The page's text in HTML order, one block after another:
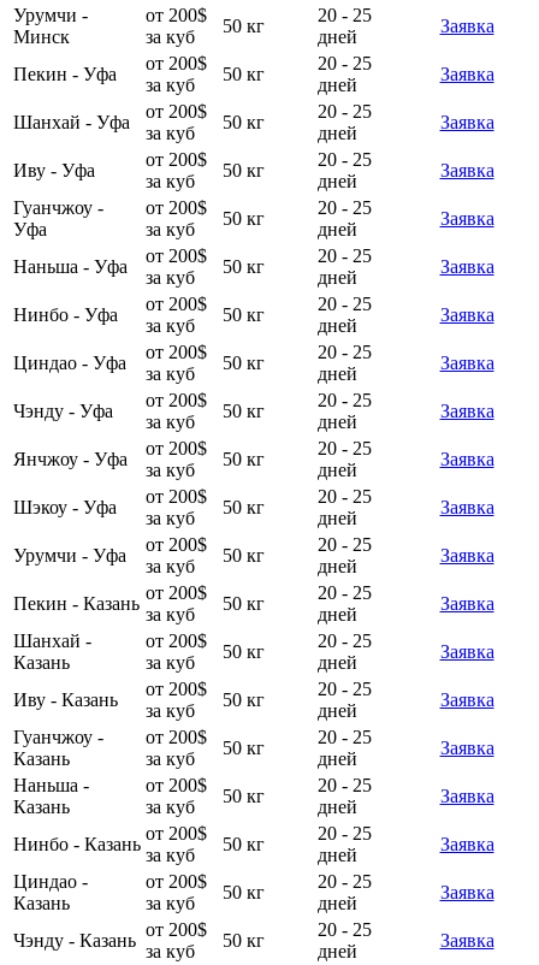
Урумчи -
Минск
от 200$
за куб
50 кг
20 - 25
дней
Заявка
Пекин - Уфа
от 200$
за куб
50 кг
20 - 25
дней
Заявка
Шанхай - Уфа
от 200$
за куб
50 кг
20 - 25
дней
Заявка
Иву - Уфа
от 200$
за куб
50 кг
20 - 25
дней
Заявка
Гуанчжоу -
Уфа
от 200$
за куб
50 кг
20 - 25
дней
Заявка
Наньша - Уфа
от 200$
за куб
50 кг
20 - 25
дней
Заявка
Нинбо - Уфа
от 200$
за куб
50 кг
20 - 25
дней
Заявка
Циндао - Уфа
от 200$
за куб
50 кг
20 - 25
дней
Заявка
Чэнду - Уфа
от 200$
за куб
50 кг
20 - 25
дней
Заявка
Янчжоу - Уфа
от 200$
за куб
50 кг
20 - 25
дней
Заявка
Шэкоу - Уфа
от 200$
за куб
50 кг
20 - 25
дней
Заявка
Урумчи - Уфа
от 200$
за куб
50 кг
20 - 25
дней
Заявка
Пекин - Казань
от 200$
за куб
50 кг
20 - 25
дней
Заявка
Шанхай -
Казань
от 200$
за куб
50 кг
20 - 25
дней
Заявка
Иву - Казань
от 200$
за куб
50 кг
20 - 25
дней
Заявка
Гуанчжоу -
Казань
от 200$
за куб
50 кг
20 - 25
дней
Заявка
Наньша -
Казань
от 200$
за куб
50 кг
20 - 25
дней
Заявка
Нинбо - Казань
от 200$
за куб
50 кг
20 - 25
дней
Заявка
Циндао -
Казань
от 200$
за куб
50 кг
20 - 25
дней
Заявка
Чэнду - Казань
от 200$
за куб
50 кг
20 - 25
дней
Заявка